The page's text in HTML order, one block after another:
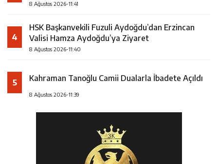
8 Ağustos 2026-11:41
4
HSK Başkanvekili Fuzuli Aydoğdu’dan Erzincan
Valisi Hamza Aydoğdu’ya Ziyaret
8 Ağustos 2026-11:40
5 Kahraman Tanoğlu Camii Dualarla İbadete Açıldı
8 Ağustos 2026-11:39